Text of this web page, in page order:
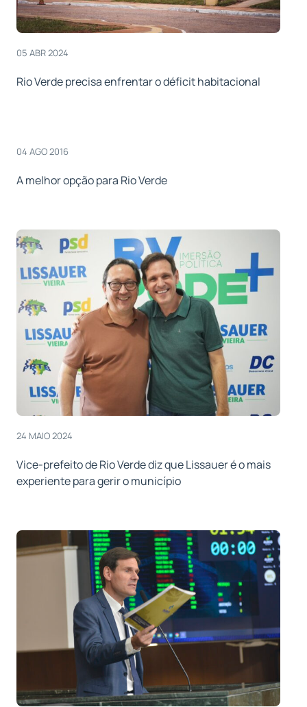
05 ABR 2024
Rio Verde precisa enfrentar o déficit habitacional
04 AGO 2016
A melhor opção para Rio Verde
24 MAIO 2024
Vice-prefeito de Rio Verde diz que Lissauer é o mais
experiente para gerir o município